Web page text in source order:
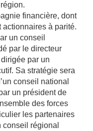
financière, dont
actionnaires à parité.
un conseil
par le directeur
par un
Sa stratégie sera
conseil national
un président de
des forces
les partenaires
régional